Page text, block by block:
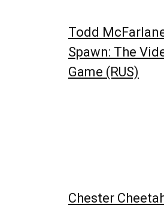
Todd
Spawn: The
Game (RUS)
Chester